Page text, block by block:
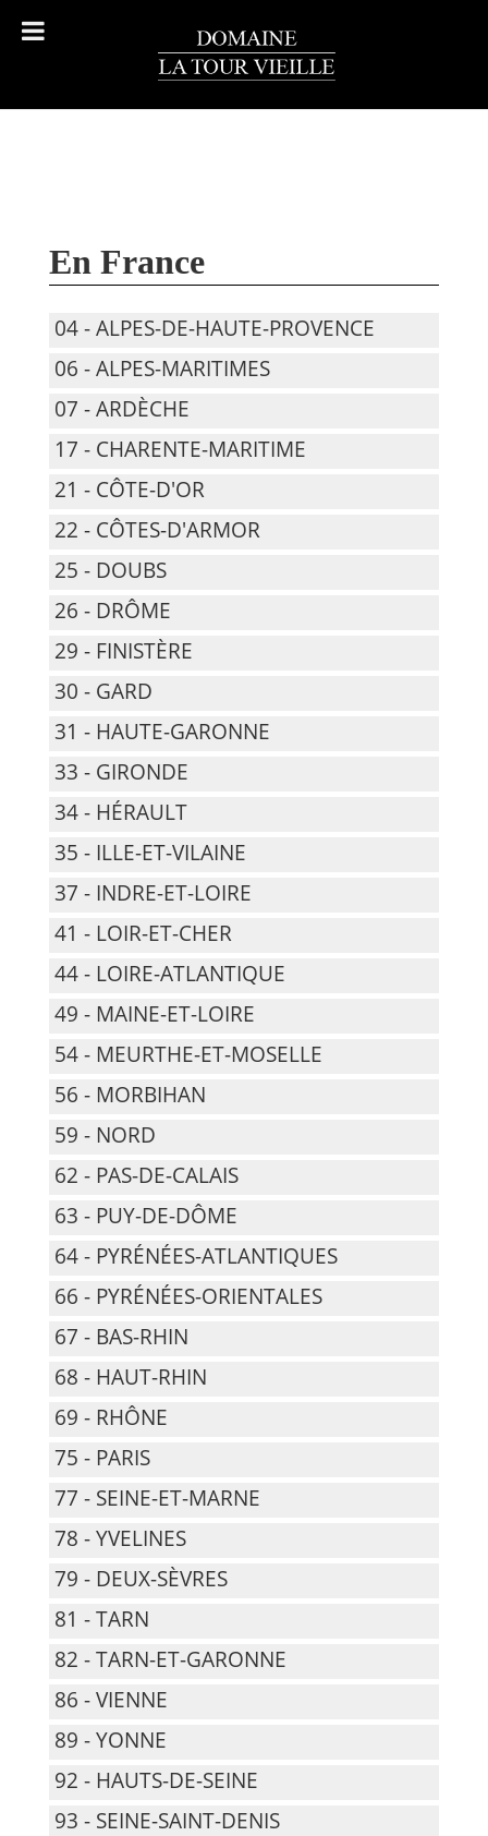
En France
04 - ALPES-DE-HAUTE-PROVENCE
06 - ALPES-MARITIMES
07 - ARDÈCHE
17 - CHARENTE-MARITIME
21 - CÔTE-D'OR
22 - CÔTES-D'ARMOR
25 - DOUBS
26 - DRÔME
29 - FINISTÈRE
30 - GARD
31 - HAUTE-GARONNE
33 - GIRONDE
34 - HÉRAULT
35 - ILLE-ET-VILAINE
37 - INDRE-ET-LOIRE
41 - LOIR-ET-CHER
44 - LOIRE-ATLANTIQUE
49 - MAINE-ET-LOIRE
54 - MEURTHE-ET-MOSELLE
56 - MORBIHAN
59 - NORD
62 - PAS-DE-CALAIS
63 - PUY-DE-DÔME
64 - PYRÉNÉES-ATLANTIQUES
66 - PYRÉNÉES-ORIENTALES
67 - BAS-RHIN
68 - HAUT-RHIN
69 - RHÔNE
75 - PARIS
77 - SEINE-ET-MARNE
78 - YVELINES
79 - DEUX-SÈVRES
81 - TARN
82 - TARN-ET-GARONNE
86 - VIENNE
89 - YONNE
92 - HAUTS-DE-SEINE
93 - SEINE-SAINT-DENIS